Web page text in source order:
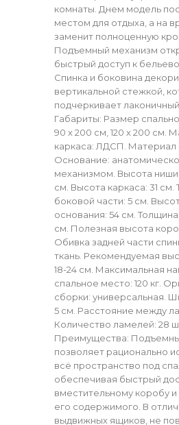
комнаты. Днем модель
местом для отдыха, а на
заменит полноценную
Подъемный механизм
быстрый доступ к
Спинка и боковина
вертикальной стежкой,
подчеркивает лаконичный
Габариты: Размер
90 х 200 см, 120 х 200 см.
каркаса: ЛДСП. Материал
Основание:
механизмом. Высота ниши
см. Высота каркаса: 31 см.
боковой части: 5 см.
основания: 54 см. Толщина
см. Полезная высота
Обивка задней части
ткань. Рекомендуемая
18-24 см. Максимальная
спальное место: 120 кг.
сборки: универсальная.
5 см. Расстояние между
Количество ламелей: 28
Преимущества:
позволяет рационально
всё пространство под
обеспечивая быстрый
вместительному коробу
его содержимого. В
выдвижных ящиков, не